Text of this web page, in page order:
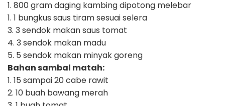
1. 800 gram daging kambing dipotong melebar
1. 1 bungkus saus tiram sesuai selera
3. 3 sendok makan saus tomat
4. 3 sendok makan madu
5. 5 sendok makan minyak goreng
Bahan sambal matah:
1. 15 sampai 20 cabe rawit
2. 10 buah bawang merah